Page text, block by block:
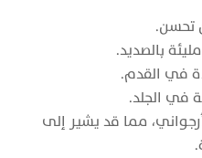
تحسن.
بالصديد.
في القدم.
في الجلد.
مما قد يشير إلى